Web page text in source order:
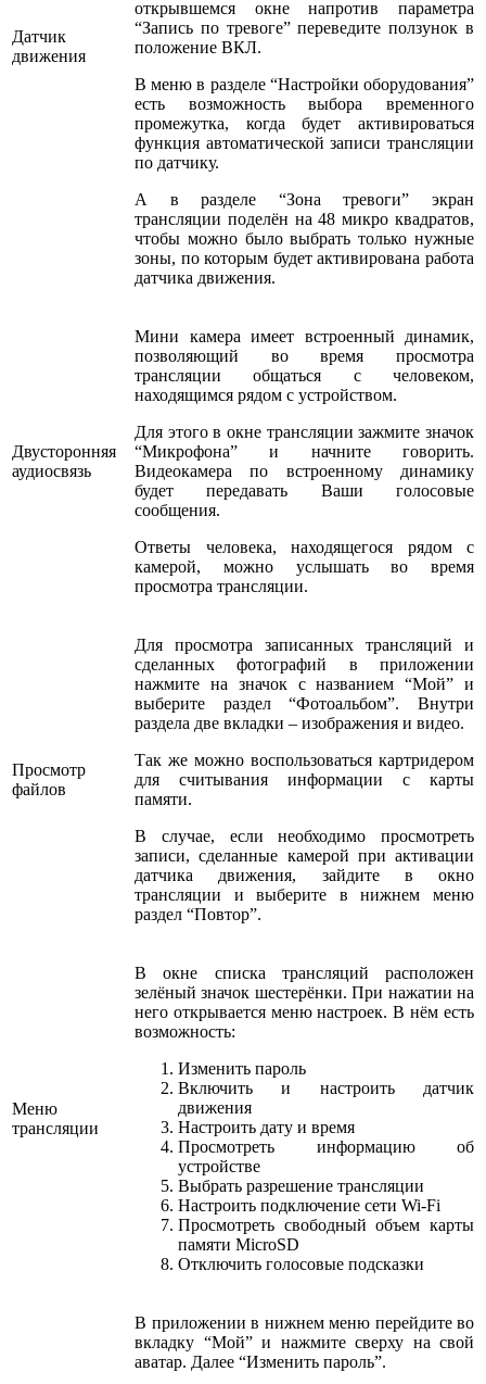
Датчик
движения
открывшемся окне напротив параметра
“Запись по тревоге” переведите ползунок в
положение ВКЛ.
В меню в разделе “Настройки оборудования”
есть возможность выбора временного
промежутка, когда будет активироваться
функция автоматической записи трансляции
по датчику.
А в разделе “Зона тревоги” экран
трансляции поделён на 48 микро квадратов,
чтобы можно было выбрать только нужные
зоны, по которым будет активирована работа
датчика движения.
Двусторонняя
аудиосвязь
Мини камера имеет встроенный динамик,
позволяющий во время просмотра
трансляции общаться с человеком,
находящимся рядом с устройством.
Для этого в окне трансляции зажмите значок
“Микрофона” и начните говорить.
Видеокамера по встроенному динамику
будет передавать Ваши голосовые
сообщения.
Ответы человека, находящегося рядом с
камерой, можно услышать во время
просмотра трансляции.
Просмотр
файлов
Для просмотра записанных трансляций и
сделанных фотографий в приложении
нажмите на значок с названием “Мой” и
выберите раздел “Фотоальбом”. Внутри
раздела две вкладки – изображения и видео.
Так же можно воспользоваться картридером
для считывания информации с карты
памяти.
В случае, если необходимо просмотреть
записи, сделанные камерой при активации
датчика движения, зайдите в окно
трансляции и выберите в нижнем меню
раздел “Повтор”.
Меню
трансляции
В окне списка трансляций расположен
зелёный значок шестерёнки. При нажатии на
него открывается меню настроек. В нём есть
возможность:
Изменить пароль
Включить и настроить датчик
движения
Настроить дату и время
Просмотреть информацию об
устройстве
Выбрать разрешение трансляции
Настроить подключение сети Wi-Fi
Просмотреть свободный объем карты
памяти MicroSD
Отключить голосовые подсказки
В приложении в нижнем меню перейдите во
вкладку “Мой” и нажмите сверху на свой
аватар. Далее “Изменить пароль”.